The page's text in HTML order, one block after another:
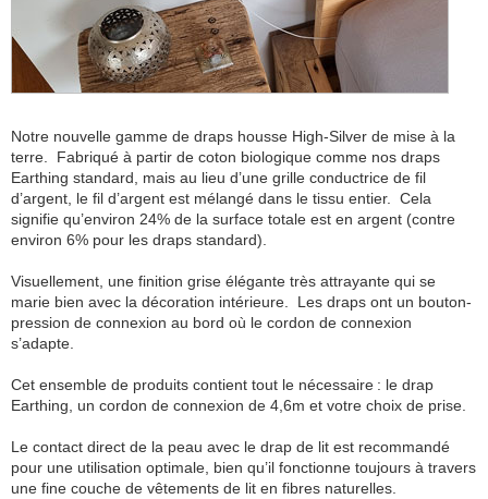
Notre nouvelle gamme de draps housse High-Silver de mise à la
terre. Fabriqué à partir de coton biologique comme nos draps
Earthing standard, mais au lieu d’une grille conductrice de fil
d’argent, le fil d’argent est mélangé dans le tissu entier. Cela
signifie qu’environ 24% de la surface totale est en argent (contre
environ 6% pour les draps standard).
Visuellement, une finition grise élégante très attrayante qui se
marie bien avec la décoration intérieure. Les draps ont un bouton-
pression de connexion au bord où le cordon de connexion
s’adapte.
Cet ensemble de produits contient tout le nécessaire : le drap
Earthing, un cordon de connexion de 4,6m et votre choix de prise.
Le contact direct de la peau avec le drap de lit est recommandé
pour une utilisation optimale, bien qu’il fonctionne toujours à travers
une fine couche de vêtements de lit en fibres naturelles.